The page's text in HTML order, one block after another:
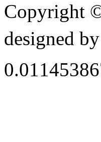
Copyright
designed by